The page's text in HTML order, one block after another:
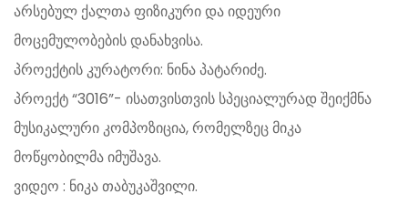
არსებულ ქალთა ფიზიკური და იდეური
მოცემულობების დანახვისა.
პროექტის კურატორი: ნინა პატარიძე.
პროექტ “3016”- ისათვისთვის სპეციალურად შეიქმნა
მუსიკალური კომპოზიცია, რომელზეც მიკა
მოწყობილმა იმუშავა.
ვიდეო : ნიკა თაბუკაშვილი.